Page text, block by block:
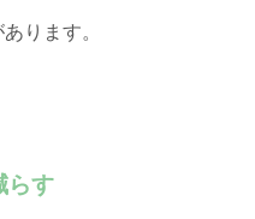
ります。
らす